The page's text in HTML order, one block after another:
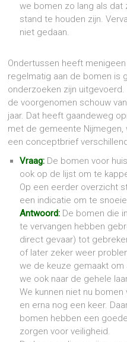
we bomen zo lang als dat
stand te houden zijn.
niet gedaan.
Ondertussen heeft
regelmatig aan de bomen is
onderzoeken zijn
de voorgenomen schouw
jaar. Dat heeft gaandeweg
met de gemeente Nijmegen,
een conceptbrief
Vraag: De bomen voor
ook op de lijst om te
Op een eerder overzicht
een indicatie om te
Antwoord: De bomen die
te vervangen hebben
direct gevaar) tot
of later zeker weer
we de keuze gemaakt om
we ook naar de gehele
We kunnen niet nu
en erna nog een keer.
bomen hebben een
zorgen voor veiligheid.